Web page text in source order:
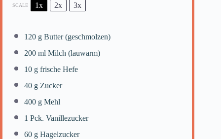
SCALE 1x 2x 3x
120 g Butter (geschmolzen)
200 ml Milch (lauwarm)
10 g frische Hefe
40 g Zucker
400 g Mehl
1 Pck. Vanillezucker
60 g Hagelzucker